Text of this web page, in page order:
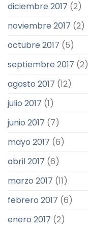
diciembre 2017 (2)
noviembre 2017 (2)
octubre 2017 (5)
septiembre 2017 (2)
agosto 2017 (12)
julio 2017 (1)
junio 2017 (7)
mayo 2017 (6)
abril 2017 (6)
marzo 2017 (11)
febrero 2017 (6)
enero 2017 (2)